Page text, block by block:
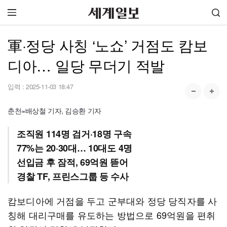
軍·정당 사칭 ‘노쇼’ 거점도 캄보
디아… 일당 무더기 적발
입력 : 2025-11-03 18:47
춘천=배상철 기자, 김승환 기자
조직원 114명 검거·18명 구속
77%는 20·30대… 10대도 4명
선입금 후 잠적, 69억원 뜯어
경찰 TF, 프린스그룹 등 수사
캄보디아에 거점을 두고 군부대와 정당 당직자를 사
칭해 대리구매를 유도하는 방법으로 69억원을 편취